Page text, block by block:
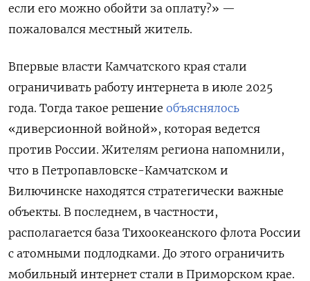
если его можно обойти за оплату?» —
пожаловался местный житель.
Впервые власти Камчатского края стали
ограничивать работу интернета в июле 2025
года. Тогда такое решение объяснялось
«диверсионной войной», которая ведется
против России. Жителям региона напомнили,
что в Петропавловске-Камчатском и
Вилючинске находятся стратегически важные
объекты. В последнем, в частности,
располагается база Тихоокеанского флота России
с атомными подлодками. До этого ограничить
мобильный интернет стали в Приморском крае.